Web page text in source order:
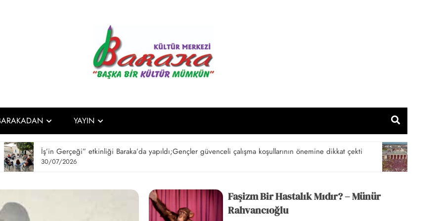
Baraka Kültür Merkezi
YAYIN
Baraka’da yapıldı;Gençler güvenceli çalışma koşullarının önemine dikkat çekti Direniş Mevsimi – Onur Bütüner
Faşizm Bir Hastalık Mıdır? – Münür
Rahvancıoğlu